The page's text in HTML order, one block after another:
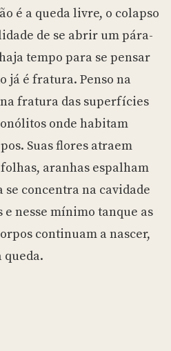
é a queda livre, o colapso
de se abrir um pára-
tempo para se pensar
já é fratura. Penso na
fratura das superfícies
onde habitam
Suas flores atraem
aranhas espalham
se concentra na cavidade
nesse mínimo tanque as
continuam a nascer,
queda.